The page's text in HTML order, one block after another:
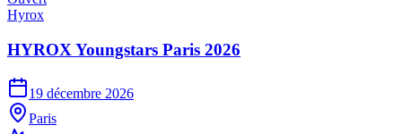
Hyrox
HYROX Youngstars Paris 2026
19 décembre 2026
Paris